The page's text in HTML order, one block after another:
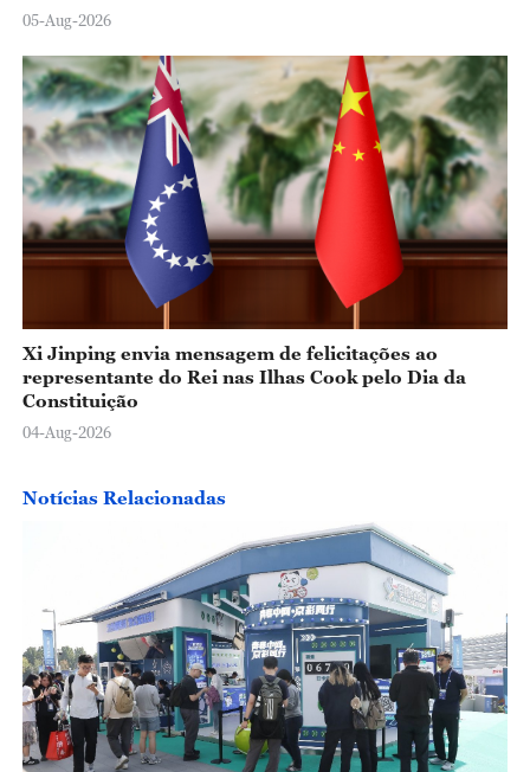
05-Aug-2026
Xi Jinping envia mensagem de felicitações ao
representante do Rei nas Ilhas Cook pelo Dia da
Constituição
04-Aug-2026
Notícias Relacionadas